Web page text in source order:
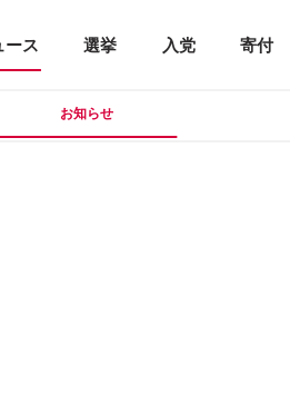
ース 選挙 入党 寄付
お知らせ